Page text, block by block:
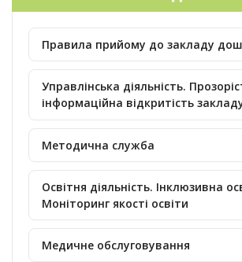
Правила прийому до закладу
Управлінська діяльність.
інформаційна відкритість
Методична служба
Освітня діяльність. Інклюзивна
Моніторинг якості освіти
Медичне обслуговування